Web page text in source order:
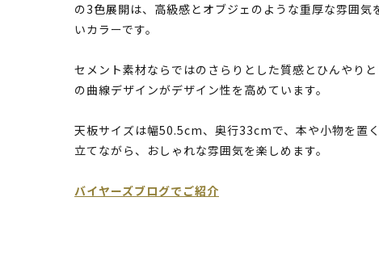
の3色展開は、高級感とオブジェのような重厚な雰囲
いカラーです。
セメント素材ならではのさらりとした質感とひんやり
の曲線デザインがデザイン性を高めています。
天板サイズは幅50.5cm、奥行33cmで、本や小物を置
立てながら、おしゃれな雰囲気を楽しめます。
バイヤーズブログでご紹介